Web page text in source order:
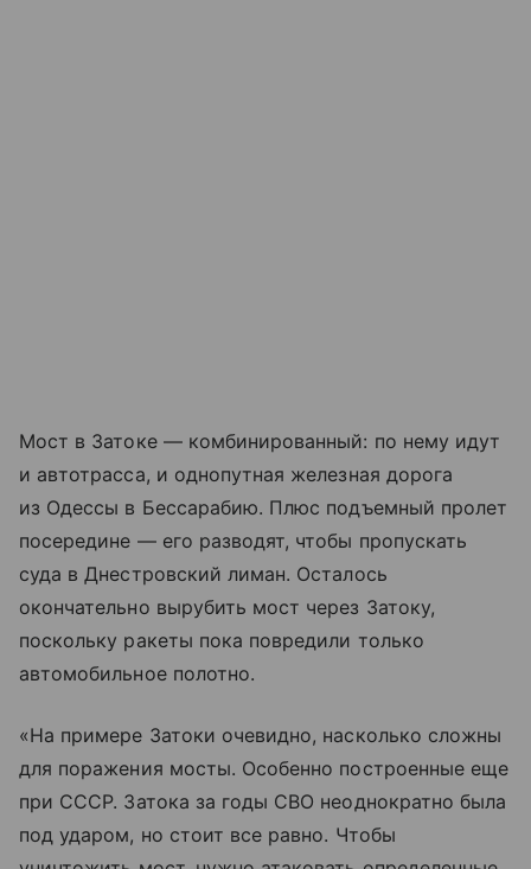
Мост в Затоке — комбинированный: по нему идут
и автотрасса, и однопутная железная дорога
из Одессы в Бессарабию. Плюс подъемный пролет
посередине — его разводят, чтобы пропускать
суда в Днестровский лиман. Осталось
окончательно вырубить мост через Затоку,
поскольку ракеты пока повредили только
автомобильное полотно.
«На примере Затоки очевидно, насколько сложны
для поражения мосты. Особенно построенные еще
при СССР. Затока за годы СВО неоднократно была
под ударом, но стоит все равно. Чтобы